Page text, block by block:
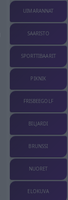
UIMARANNAT
SAARISTO
SPORTTIBAARIT
PIKNIK
FRISBEEGOLF
BILJARDI
BRUNSSI
NUORET
ELOKUVA